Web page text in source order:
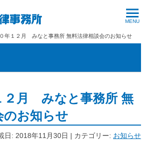
年１２月 みなと事務所 無料法律相談会のお知らせ
２月 みなと事務所 無
のお知らせ
日: 2018年11月30日 | カテゴリー: お知らせ